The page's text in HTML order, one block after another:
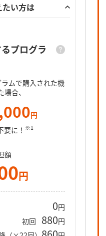
たい方は
プログラ
ムで購入された機
合、
円
要に！ ※1
額
円
0円
初回 880円